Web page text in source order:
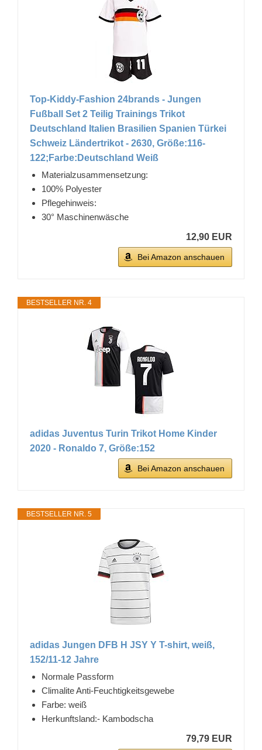
Top-Kiddy-Fashion 24brands - Jungen
Fußball Set 2 Teilig Trainings Trikot
Deutschland Italien Brasilien Spanien Türkei
Schweiz Ländertrikot - 2630, Größe:116-
122;Farbe:Deutschland Weiß
Materialzusammensetzung:
100% Polyester
Pflegehinweis:
30° Maschinenwäsche
12,90 EUR
Bei Amazon anschauen
BESTSELLER NR. 4
adidas Juventus Turin Trikot Home Kinder
2020 - Ronaldo 7, Größe:152
Bei Amazon anschauen
BESTSELLER NR. 5
adidas Jungen DFB H JSY Y T-shirt, weiß,
152/11-12 Jahre
Normale Passform
Climalite Anti-Feuchtigkeitsgewebe
Farbe: weiß
Herkunftsland:- Kambodscha
79,79 EUR